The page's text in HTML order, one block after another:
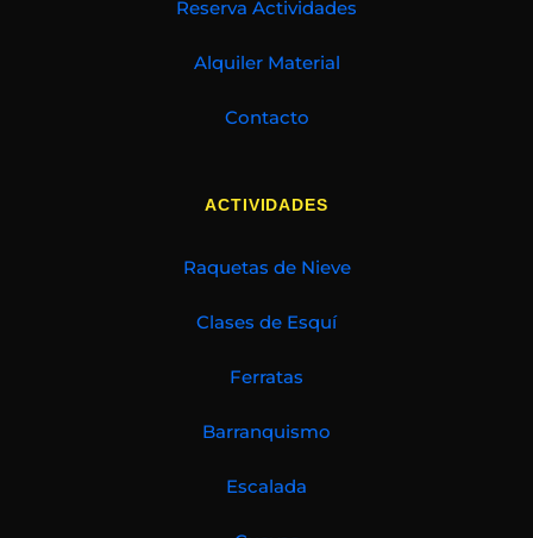
Reserva Actividades
Alquiler Material
Contacto
ACTIVIDADES
Raquetas de Nieve
Clases de Esquí
Ferratas
Barranquismo
Escalada